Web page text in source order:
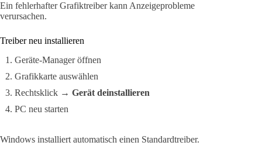
Ein fehlerhafter Grafiktreiber kann Anzeigeprobleme
verursachen.
Treiber neu installieren
Geräte-Manager öffnen
Grafikkarte auswählen
Rechtsklick → Gerät deinstallieren
PC neu starten
Windows installiert automatisch einen Standardtreiber.